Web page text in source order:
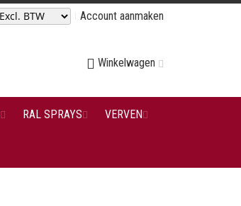
Account aanmaken
Winkelwagen
RAL SPRAYS VERVEN